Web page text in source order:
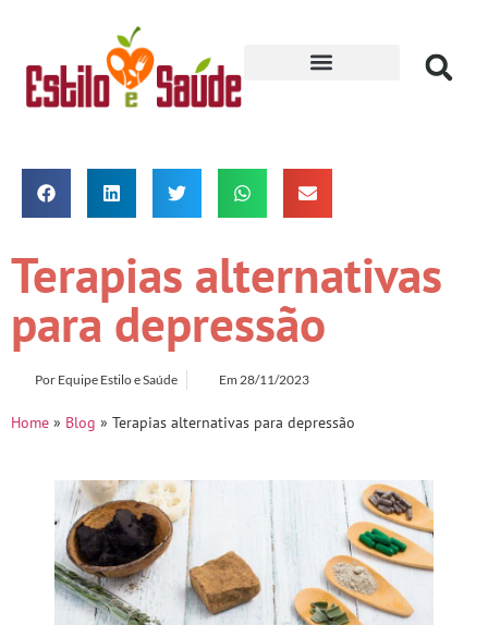
Terapias alternativas
para depressão
Por Equipe Estilo e Saúde Em 28/11/2023
Home » Blog » Terapias alternativas para depressão